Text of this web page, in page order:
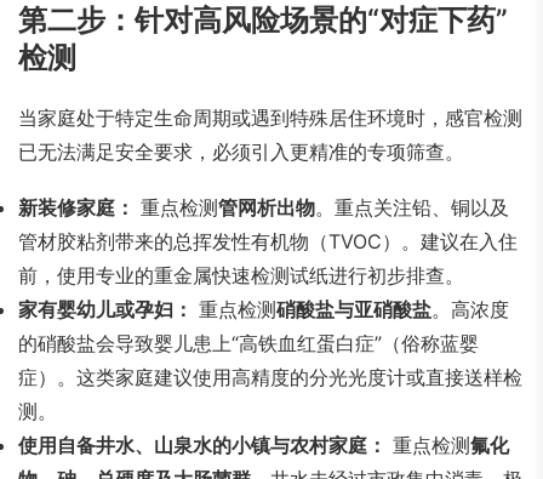
第二步：针对高风险场景的“对症下药”
检测
当家庭处于特定生命周期或遇到特殊居住环境时，感官检测
已无法满足安全要求，必须引入更精准的专项筛查。
新装修家庭： 重点检测管网析出物。重点关注铅、铜以及
管材胶粘剂带来的总挥发性有机物（TVOC）。建议在入住
前，使用专业的重金属快速检测试纸进行初步排查。
家有婴幼儿或孕妇： 重点检测硝酸盐与亚硝酸盐。高浓度
的硝酸盐会导致婴儿患上“高铁血红蛋白症”（俗称蓝婴
症）。这类家庭建议使用高精度的分光光度计或直接送样检
测。
使用自备井水、山泉水的小镇与农村家庭： 重点检测氟化